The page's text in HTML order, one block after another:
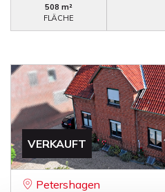
508 m²
FLÄCHE
VERKAUFT
Petershagen